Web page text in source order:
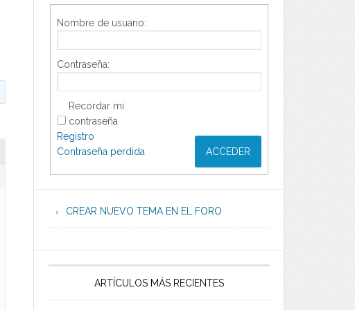
Nombre de usuario:
Contraseña:
Recordar mi
contraseña
ACCEDER
Registro
Contraseña perdida
CREAR NUEVO TEMA EN EL FORO
ARTÍCULOS MÁS RECIENTES